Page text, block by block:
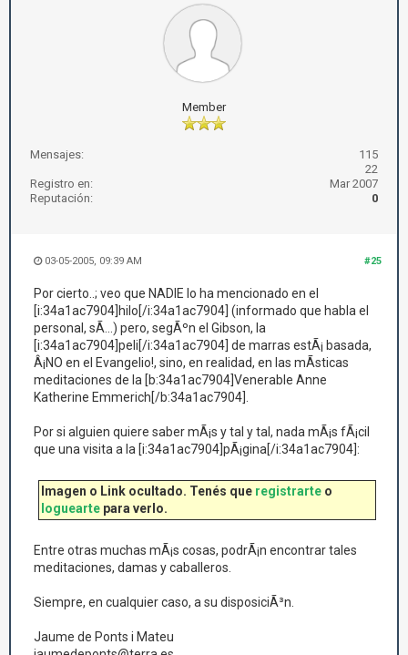
Member
Mensajes:
115
22
Registro en:
Mar 2007
Reputación:
0
#25
03-05-2005, 09:39 AM
Por cierto..; veo que NADIE lo ha mencionado en el
[i:34a1ac7904]hilo[/i:34a1ac7904] (informado que habla el
personal, sÃ­...) pero, segÃºn el Gibson, la
[i:34a1ac7904]peli[/i:34a1ac7904] de marras estÃ¡ basada,
Â¡NO en el Evangelio!, sino, en realidad, en las mÃ­sticas
meditaciones de la [b:34a1ac7904]Venerable Anne
Katherine Emmerich[/b:34a1ac7904].
Por si alguien quiere saber mÃ¡s y tal y tal, nada mÃ¡s fÃ¡cil
que una visita a la [i:34a1ac7904]pÃ¡gina[/i:34a1ac7904]:
Imagen o Link ocultado. Tenés que registrarte o
loguearte para verlo.
Entre otras muchas mÃ¡s cosas, podrÃ¡n encontrar tales
meditaciones, damas y caballeros.
Siempre, en cualquier caso, a su disposiciÃ³n.
Jaume de Ponts i Mateu